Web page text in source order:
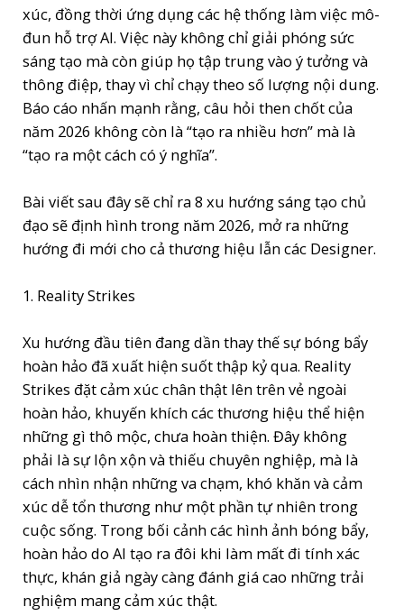
xúc, đồng thời ứng dụng các hệ thống làm việc mô-
đun hỗ trợ AI. Việc này không chỉ giải phóng sức
sáng tạo mà còn giúp họ tập trung vào ý tưởng và
thông điệp, thay vì chỉ chạy theo số lượng nội dung.
Báo cáo nhấn mạnh rằng, câu hỏi then chốt của
năm 2026 không còn là “tạo ra nhiều hơn” mà là
“tạo ra một cách có ý nghĩa”.
Bài viết sau đây sẽ chỉ ra 8 xu hướng sáng tạo chủ
đạo sẽ định hình trong năm 2026, mở ra những
hướng đi mới cho cả thương hiệu lẫn các Designer.
1. Reality Strikes
Xu hướng đầu tiên đang dần thay thế sự bóng bẩy
hoàn hảo đã xuất hiện suốt thập kỷ qua. Reality
Strikes đặt cảm xúc chân thật lên trên vẻ ngoài
hoàn hảo, khuyến khích các thương hiệu thể hiện
những gì thô mộc, chưa hoàn thiện. Đây không
phải là sự lộn xộn và thiếu chuyên nghiệp, mà là
cách nhìn nhận những va chạm, khó khăn và cảm
xúc dễ tổn thương như một phần tự nhiên trong
cuộc sống. Trong bối cảnh các hình ảnh bóng bẩy,
hoàn hảo do AI tạo ra đôi khi làm mất đi tính xác
thực, khán giả ngày càng đánh giá cao những trải
nghiệm mang cảm xúc thật.